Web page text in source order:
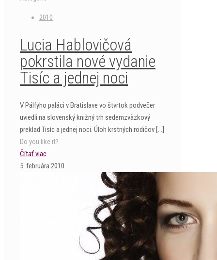
2010
Lucia Hablovičová
pokrstila nové vydanie
Tisíc a jednej noci
V Pálfyho paláci v Bratislave vo štvrtok podvečer
uviedli na slovenský knižný trh sedemzväzkový
preklad Tisíc a jednej noci. Úloh krstných rodičov […]
Do you like it?
Čítať viac
5. februára 2010